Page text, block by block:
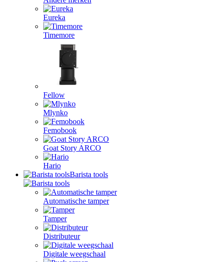
Eureka
Timemore
Fellow
Mlynko
Femobook
Goat Story ARCO
Hario
Barista tools
Automatische tamper
Tamper
Distributeur
Digitale weegschaal